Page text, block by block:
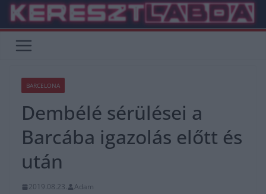
Skip
content
BARCELONA
Dembélé sérülései a
Barcába igazolás előtt és
után
2019.08.23.
Adam